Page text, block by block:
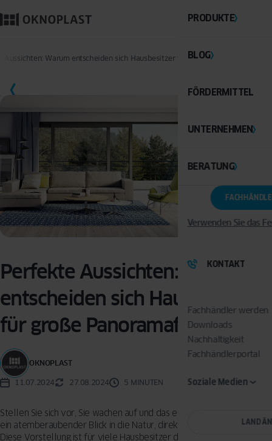
PRODUKTE
BLOG
FÖRDERMITTEL
UNTERNEHMEN
BERATUNG
Verwenden Sie das
KONTAKT
Fachhändler werden
Downloads
Nachhaltigkeit
Fachhändlerportal
Soziale Medien
LAND
Aussichten: Warum entscheiden sich Hausbesitzer für große Panoramafenster?
SPEICHERN
Perfekte Aussichten: Warum
entscheiden sich Hausbesitzer
für große Panoramafenster?
OKNOPLAST
11.07.2024 27.08.2024 5 MINUTEN
Stellen Sie sich vor, Sie wachen auf und das erste, was Sie sehen, ist
ein atemberaubender Blick in die Natur, direkt von Ihrem Bett aus.
Diese Vorstellung ist für viele Hausbesitzer der Grund, sich für große